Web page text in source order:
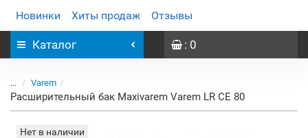
Новинки Хиты продаж Отзывы
Каталог : 0
... Varem
Расширительный бак Maxivarem Varem LR CE 80
Нет в наличии